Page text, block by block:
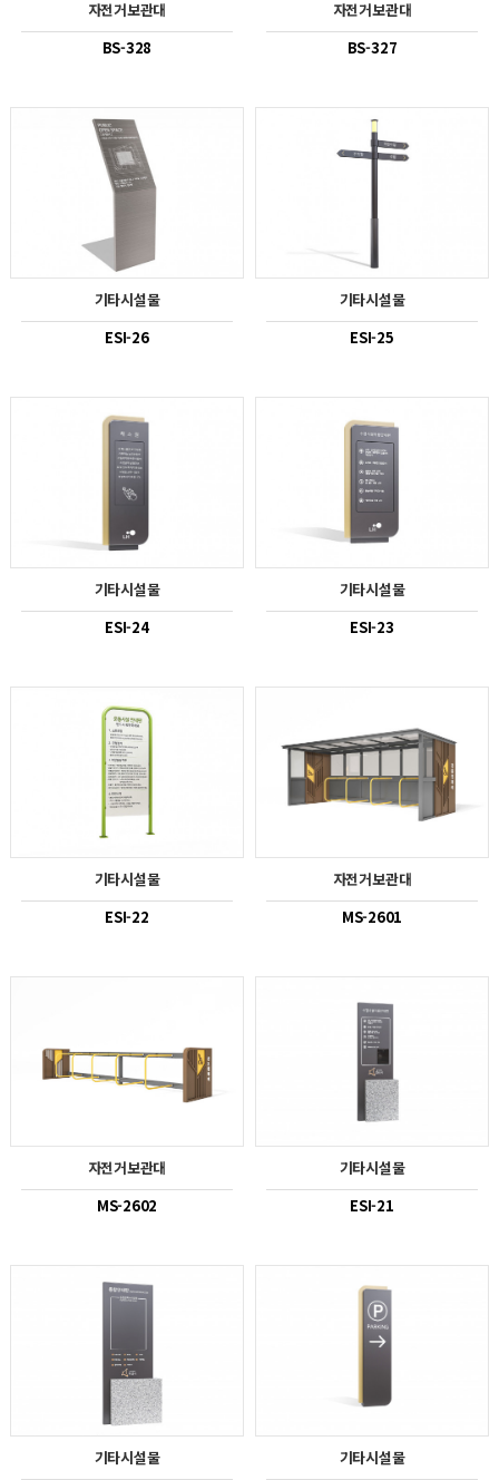
자전거보관대
BS-328
자전거보관대
BS-327
기타시설물
ESI-26
기타시설물
ESI-25
기타시설물
ESI-24
기타시설물
ESI-23
기타시설물
ESI-22
자전거보관대
MS-2601
자전거보관대
MS-2602
기타시설물
ESI-21
기타시설물
기타시설물